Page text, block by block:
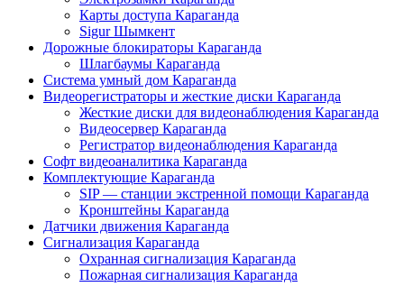
Карты доступа Караганда
Sigur Шымкент
Дорожные блокираторы Караганда
Шлагбаумы Караганда
Система умный дом Караганда
Видеорегистраторы и жесткие диски Караганда
Жесткие диски для видеонаблюдения Караганда
Видеосервер Караганда
Регистратор видеонаблюдения Караганда
Софт видеоаналитика Караганда
Комплектующие Караганда
SIP — станции экстренной помощи Караганда
Кронштейны Караганда
Датчики движения Караганда
Сигнализация Караганда
Охранная сигнализация Караганда
Пожарная сигнализация Караганда